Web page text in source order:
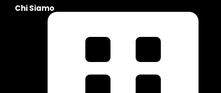
Chi Siamo